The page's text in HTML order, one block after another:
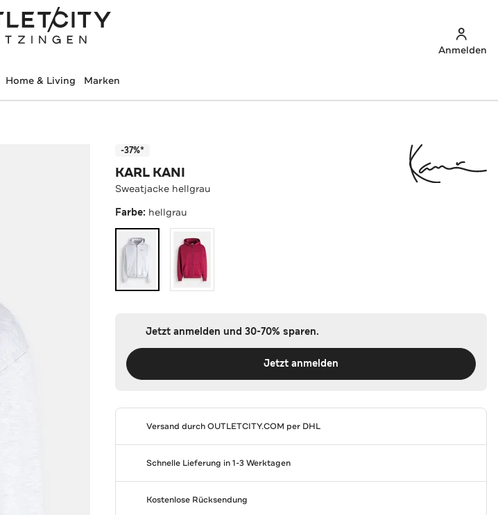
Anmelden
Home & Living Marken
-37%*
KARL KANI
Sweatjacke hellgrau
Farbe: hellgrau
Jetzt anmelden und 30-70% sparen.
Jetzt anmelden
Versand durchOUTLETCITY.COM per DHL
Schnelle Lieferung in 1-3 Werktagen
Kostenlose Rücksendung